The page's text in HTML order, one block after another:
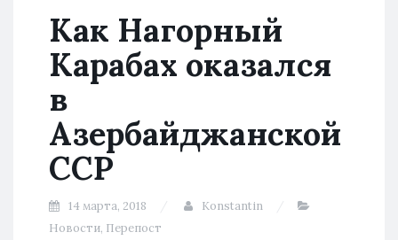
Как Нагорный
Карабах оказался
в
Азербайджанской
ССР
14 марта, 2018
Konstantin
Новости, Перепост